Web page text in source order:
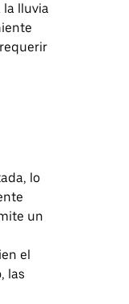
la lluvia
lo
un
el
las